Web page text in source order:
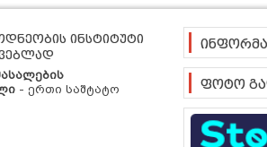
ინსტიტუტი
- ერთი საშტატო
ფოტო